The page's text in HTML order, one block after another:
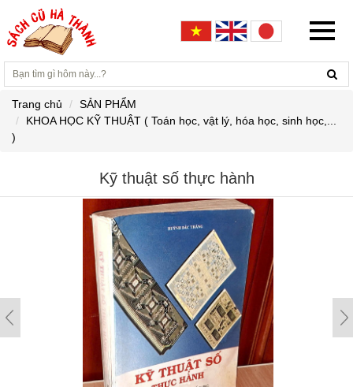
Trang chủ
SẢN PHẨM
KHOA HỌC KỸ THUẬT ( Toán học, vật lý, hóa học, sinh học,...
)
Kỹ thuật số thực hành